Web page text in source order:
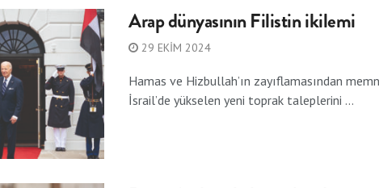
Arap dünyasının Filistin ikilemi
29 EKIM 2024
Hamas ve Hizbullah’ın zayıflamasından
İsrail’de yükselen yeni toprak taleplerini ...